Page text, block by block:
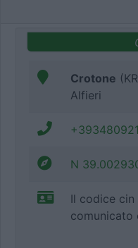
Crotone
Alfieri
N
Il codice
comunicato